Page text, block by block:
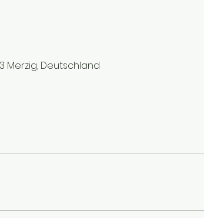
Merzig, Deutschland